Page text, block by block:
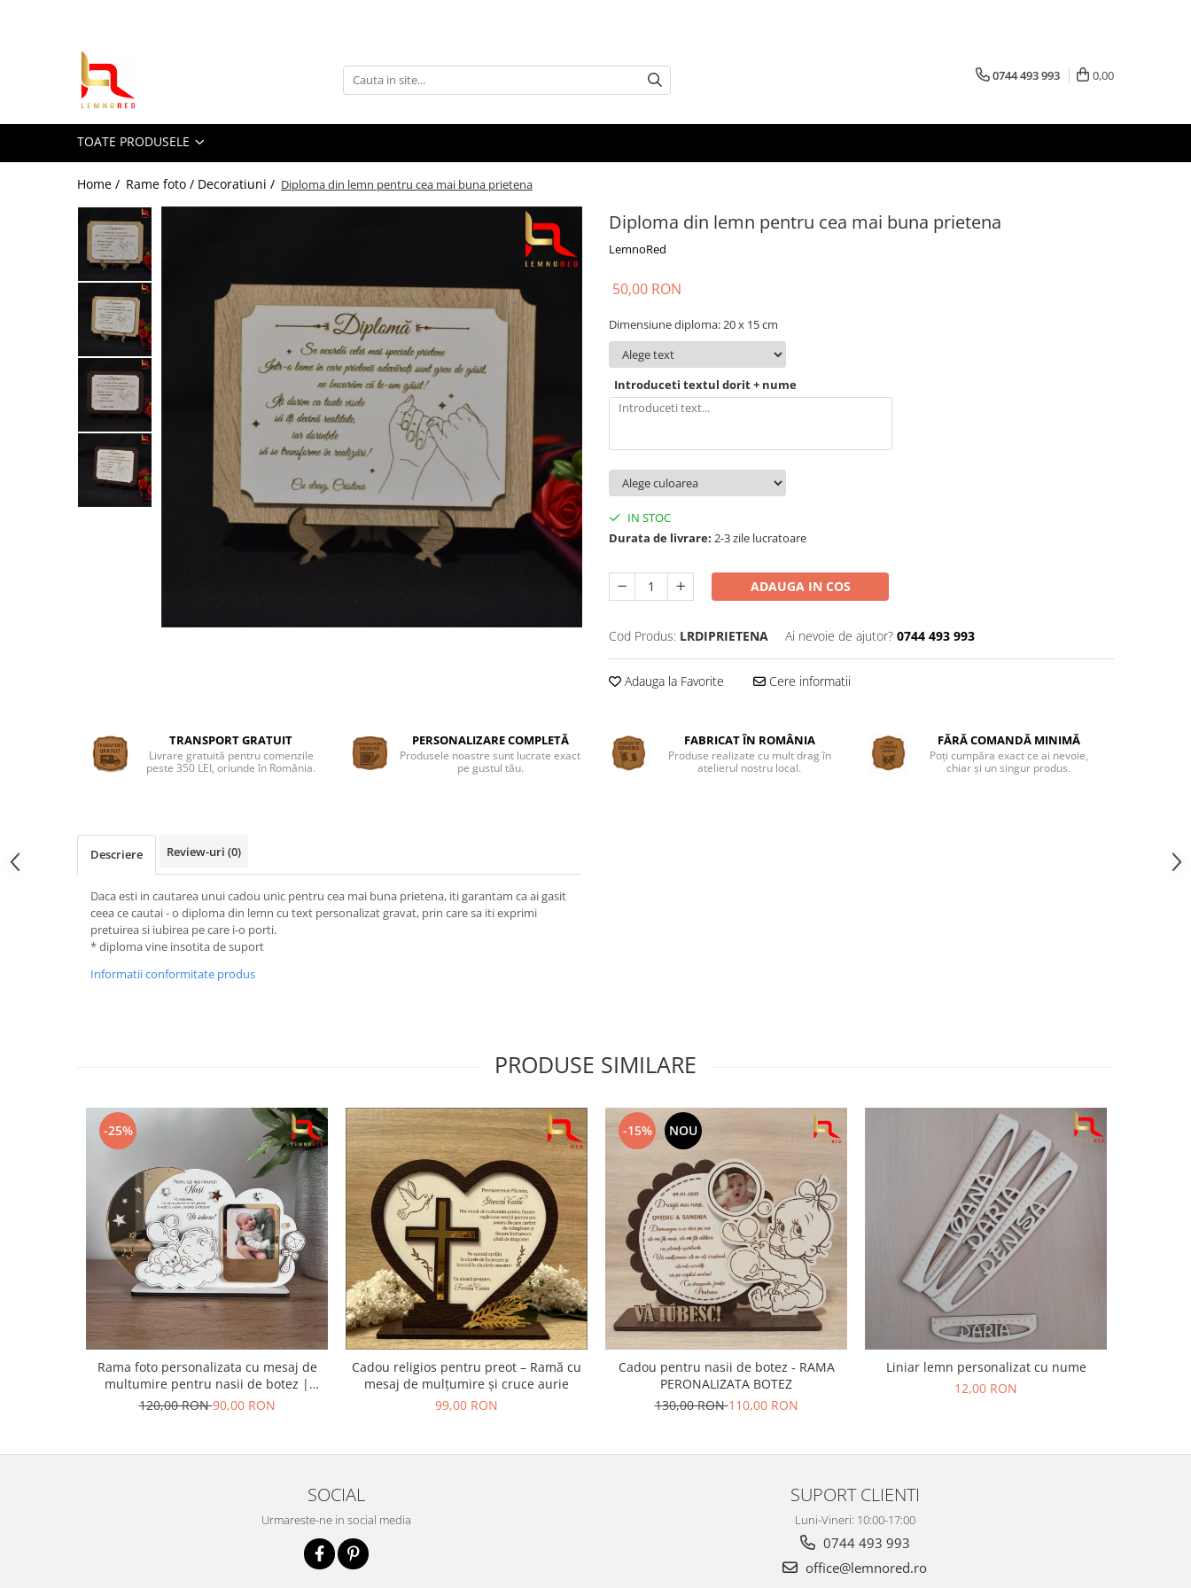
Toate Produsele
Toppere si ornamente tort
Toppere nunta
Decoruri tort
Suite toppere tematice
Evantaie/frunze
Fluturasi (zeci de variante)
rasina/PVC/metal/polistiren
Toppere Craciun
Suporturi si platouri
Rame foto / Decoratiuni
Rame/trofee diverse meserii
Propsuri si ghirlande
Botez
Accesorii botez
Globuri personalizate
Decoratiuni Craciun
Scoala/Absolvire
Magneti personalizati
Bucataria LemnoRed
Tocatoare si ustensile
Cutii pentru vin
Cutii aranjamente florale
PRODUSUL LUNII
0744 493 993 0,00
TOATE PRODUSELE
Home / Rame foto / Decoratiuni / Diploma din lemn pentru cea mai buna prietena
Diploma din lemn pentru cea mai buna prietena
LemnoRed
50,00 RON
Dimensiune diploma: 20 x 15 cm
Introduceti textul dorit + nume
IN STOC
Durata de livrare: 2-3 zile lucratoare
ADAUGA IN COS
Cod Produs: LRDIPRIETENA Ai nevoie de ajutor? 0744 493 993
Adauga la Favorite Cere informatii
TRANSPORT GRATUIT
Livrare gratuită pentru comenzile
peste 350 LEI, oriunde în România.
PERSONALIZARE COMPLETĂ
Produsele noastre sunt lucrate exact
pe gustul tău.
FABRICAT ÎN ROMÂNIA
Produse realizate cu mult drag în
atelierul nostru local.
FĂRĂ COMANDĂ MINIMĂ
Poți cumpăra exact ce ai nevoie,
chiar și un singur produs.
Descriere Review-uri (0)
Daca esti in cautarea unui cadou unic pentru cea mai buna prietena, iti garantam ca ai gasit
ceea ce cautai - o diploma din lemn cu text personalizat gravat, prin care sa iti exprimi
pretuirea si iubirea pe care i-o porti.
* diploma vine insotita de suport
Informatii conformitate produs
PRODUSE SIMILARE
-25%
Rama foto personalizata cu mesaj de
multumire pentru nasii de botez |
Cadou emotional pentru nasi
120,00 RON90,00 RON
Cadou religios pentru preot – Ramă cu
mesaj de mulțumire și cruce aurie
99,00 RON
-15% NOU
Cadou pentru nasii de botez - RAMA
PERONALIZATA BOTEZ
130,00 RON110,00 RON
Liniar lemn personalizat cu nume
12,00 RON
SOCIAL
Urmareste-ne in social media
SUPORT CLIENTI
Luni-Vineri: 10:00-17:00
0744 493 993
office@lemnored.ro